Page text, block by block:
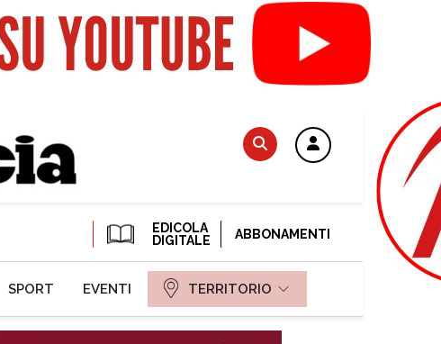
EDICOLA
DIGITALE
ABBONAMENTI
SPORT EVENTI TERRITORIO